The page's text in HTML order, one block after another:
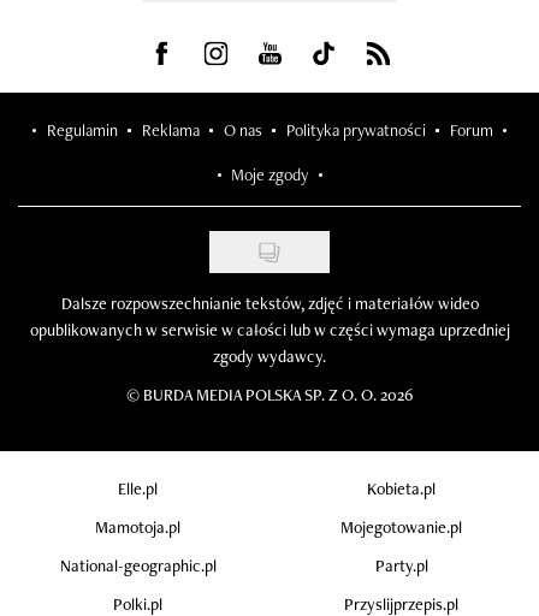
Visit us on Facebook
Visit us on Instagram
Visit us on Youtube
Visit us on Tiktok
Visit us on Rss
Regulamin Reklama O nas Polityka prywatności Forum
Moje zgody
Dalsze rozpowszechnianie tekstów, zdjęć i materiałów wideo
opublikowanych w serwisie w całości lub w części wymaga uprzedniej
zgody wydawcy.
© BURDA MEDIA POLSKA SP. Z O. O. 2026
Elle.pl
Kobieta.pl
Mamotoja.pl
Mojegotowanie.pl
National-geographic.pl
Party.pl
Polki.pl
Przyslijprzepis.pl